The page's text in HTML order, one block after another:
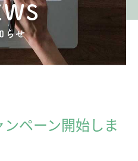
らせ
ペーン開始しま